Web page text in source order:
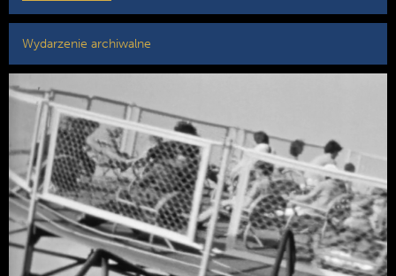
Wydarzenie archiwalne